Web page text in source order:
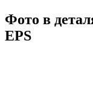
Фото в
EPS